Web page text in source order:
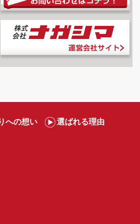
への想い 選ばれる理由